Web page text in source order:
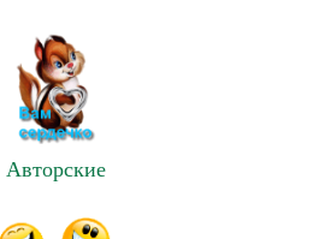
Авторские